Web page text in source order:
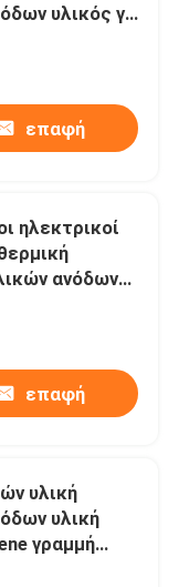
υλικός για
επαφή
ηλεκτρικοί
ανόδων
και
επαφή
υλική
υλική
γραμμή
φούρνων